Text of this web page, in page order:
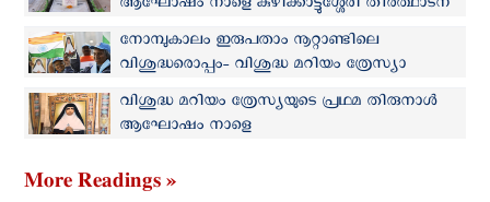
ആഘോഷം നാളെ കുഴിക്കാട്ടുശ്ശേരി തീർത്ഥാടന
കേന്ദ്രത്തിൽ
നോമ്പുകാലം ഇരുപതാം നൂറ്റാണ്ടിലെ
വിശുദ്ധരൊപ്പം- വിശുദ്ധ മറിയം ത്രേസ്യാ
വിശുദ്ധ മറിയം ത്രേസ്യയുടെ പ്രഥമ തിരുനാള്‍
ആഘോഷം നാളെ
More Readings »